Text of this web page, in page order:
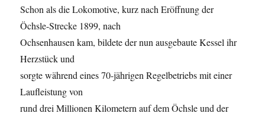
Schon als die Lokomotive, kurz nach Eröffnung der
Öchsle-Strecke 1899, nach
Ochsenhausen kam, bildete der nun ausgebaute Kessel ihr
Herzstück und
sorgte während eines 70-jährigen Regelbetriebs mit einer
Laufleistung von
rund drei Millionen Kilometern auf dem Öchsle und der